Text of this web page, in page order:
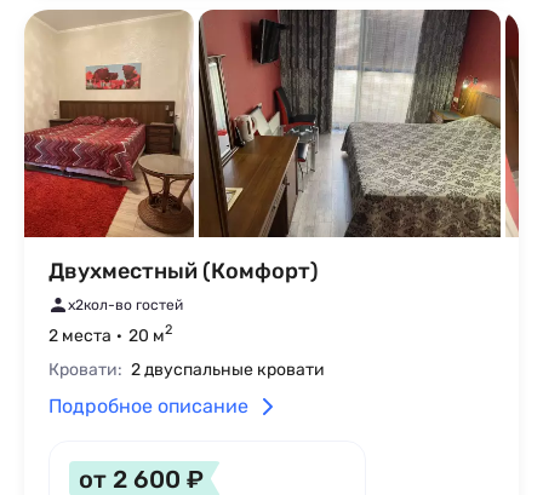
Двухместный (Комфорт)
x2кол-во гостей
2 места 20 м2
Кровати: 2 двуспальные кровати
Подробное описание
от 2 600 ₽